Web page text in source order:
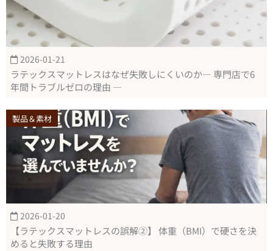
2026-01-21
ラテックスマットレスはなぜ失敗しにくいのか― 専門店で6
年間トラブルゼロの理由 ―
製品＆素材
2026-01-20
【ラテックスマットレスの誤解②】 体重（BMI）で硬さを決
めると失敗する理由